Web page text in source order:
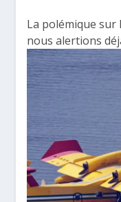
La polémique sur
nous alertions